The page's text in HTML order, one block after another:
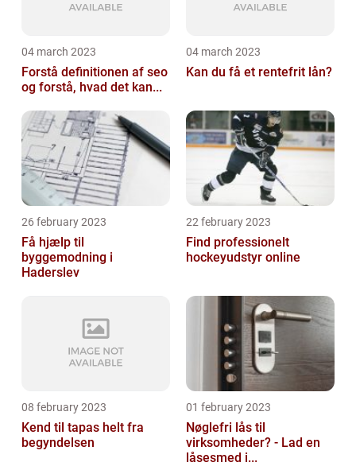
04 march 2023
Forstå definitionen af seo
og forstå, hvad det kan...
04 march 2023
Kan du få et rentefrit lån?
26 february 2023
Få hjælp til
byggemodning i
Haderslev
22 february 2023
Find professionelt
hockeyudstyr online
08 february 2023
Kend til tapas helt fra
begyndelsen
01 february 2023
Nøglefri lås til
virksomheder? - Lad en
låsesmed i...